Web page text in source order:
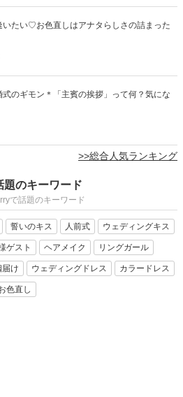
いたい♡お色直しはアナタらしさの詰まった
のギモン＊「主賓の挨拶」って何？気にな
>>総合人気ランキング
題のキーワード
で話題のキーワード
誓いのキス 人前式 ウェディングキス
ゲスト ヘアメイク リングガール
届け ウェディングドレス カラードレス
色直し